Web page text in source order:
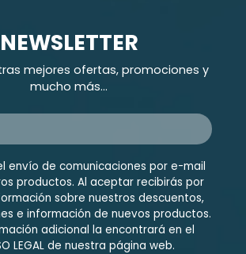
NEWSLETTER
mejores ofertas, promociones y
mucho más...
envío de comunicaciones por e-mail
productos. Al aceptar recibirás por
sobre nuestros descuentos,
e información de nuevos productos.
adicional la encontrará en el
LEGAL de nuestra página web.